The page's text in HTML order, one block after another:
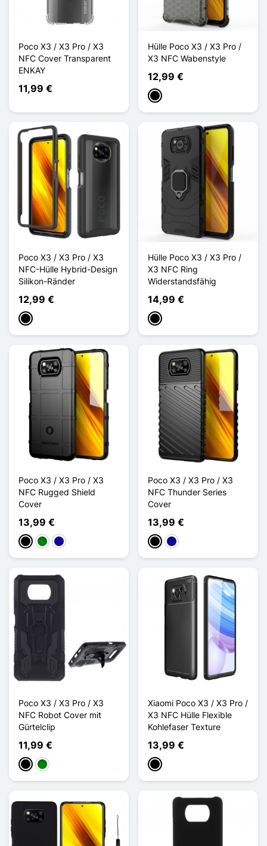
Poco X3 / X3 Pro / X3
NFC Cover Transparent
ENKAY
11,99 €
Hülle Poco X3 / X3 Pro /
X3 NFC Wabenstyle
12,99 €
Schwarz
Poco X3 / X3 Pro / X3
NFC-Hülle Hybrid-Design
Silikon-Ränder
12,99 €
Schwarz
Hülle Poco X3 / X3 Pro /
X3 NFC Ring
Widerstandsfähig
14,99 €
Schwarz
Poco X3 / X3 Pro / X3
NFC Rugged Shield
Cover
13,99 €
Schwarz
GrünDunkelblau
Poco X3 / X3 Pro / X3
NFC Thunder Series
Cover
13,99 €
SchwarzDunkelblau
Poco X3 / X3 Pro / X3
NFC Robot Cover mit
Gürtelclip
11,99 €
Schwarz
Grün
Xiaomi Poco X3 / X3 Pro /
X3 NFC Hülle Flexible
Kohlefaser Texture
13,99 €
Schwarz